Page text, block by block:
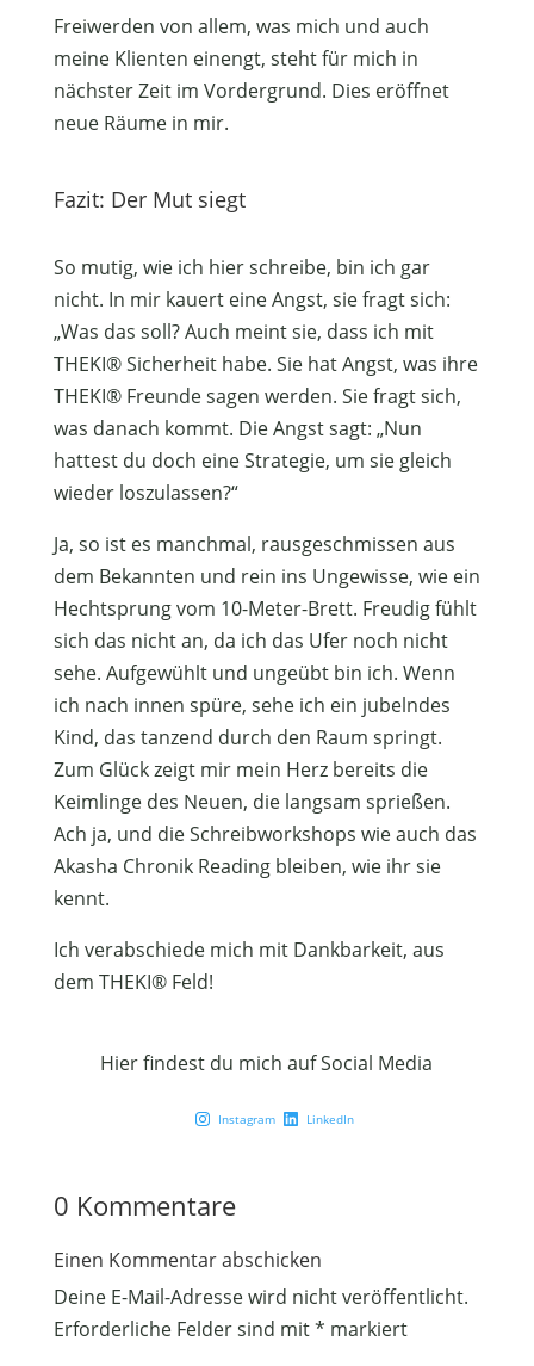
Freiwerden von allem, was mich und auch
meine Klienten einengt, steht für mich in
nächster Zeit im Vordergrund. Dies eröffnet
neue Räume in mir.
Fazit: Der Mut siegt
So mutig, wie ich hier schreibe, bin ich gar
nicht. In mir kauert eine Angst, sie fragt sich:
„Was das soll? Auch meint sie, dass ich mit
THEKI® Sicherheit habe. Sie hat Angst, was ihre
THEKI® Freunde sagen werden. Sie fragt sich,
was danach kommt. Die Angst sagt: „Nun
hattest du doch eine Strategie, um sie gleich
wieder loszulassen?“
Ja, so ist es manchmal, rausgeschmissen aus
dem Bekannten und rein ins Ungewisse, wie ein
Hechtsprung vom 10-Meter-Brett. Freudig fühlt
sich das nicht an, da ich das Ufer noch nicht
sehe. Aufgewühlt und ungeübt bin ich. Wenn
ich nach innen spüre, sehe ich ein jubelndes
Kind, das tanzend durch den Raum springt.
Zum Glück zeigt mir mein Herz bereits die
Keimlinge des Neuen, die langsam sprießen.
Ach ja, und die Schreibworkshops wie auch das
Akasha Chronik Reading bleiben, wie ihr sie
kennt.
Ich verabschiede mich mit Dankbarkeit, aus
dem THEKI® Feld!
Hier findest du mich auf Social Media
Instagram LinkedIn
0 Kommentare
Einen Kommentar abschicken
Deine E-Mail-Adresse wird nicht veröffentlicht.
Erforderliche Felder sind mit* markiert